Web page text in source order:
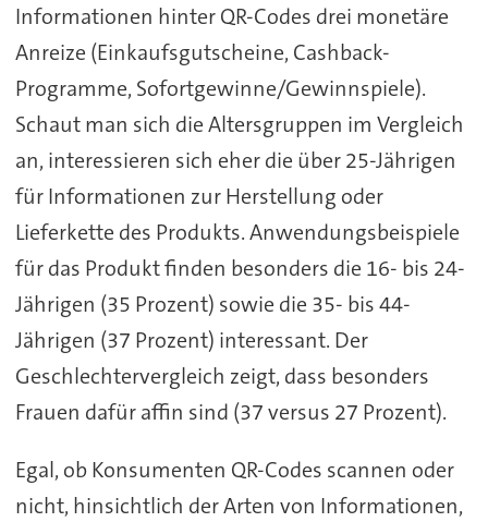
Informationen hinter QR-Codes drei monetäre
Anreize (Einkaufsgutscheine, Cashback-
Programme, Sofortgewinne/Gewinnspiele).
Schaut man sich die Altersgruppen im Vergleich
an, interessieren sich eher die über 25-Jährigen
für Informationen zur Herstellung oder
Lieferkette des Produkts. Anwendungsbeispiele
für das Produkt finden besonders die 16- bis 24-
Jährigen (35 Prozent) sowie die 35- bis 44-
Jährigen (37 Prozent) interessant. Der
Geschlechtervergleich zeigt, dass besonders
Frauen dafür affin sind (37 versus 27 Prozent).
Egal, ob Konsumenten QR-Codes scannen oder
nicht, hinsichtlich der Arten von Informationen,